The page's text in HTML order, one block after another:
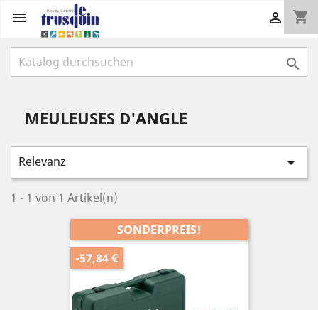
 shopping_cart


MEULEUSES D'ANGLE
Relevanz 
1 - 1 von 1 Artikel(n)
SONDERPREIS!
-57,84 €